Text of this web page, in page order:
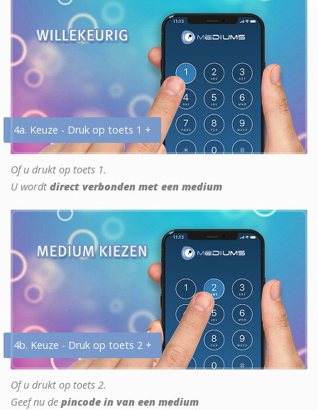
4a. Keuze - Druk op toets 1 +
Of u drukt op toets 1.
U wordt direct verbonden met een medium
4b. Keuze - Druk op toets 2 +
Of u drukt op toets 2.
Geef nu de pincode in van een medium